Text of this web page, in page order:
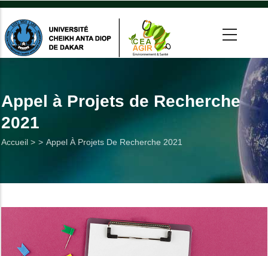
Aller
contenu
principal
Appel à Projets de Recherche
2021
Fil
Accueil > Appel À Projets De Recherche 2021